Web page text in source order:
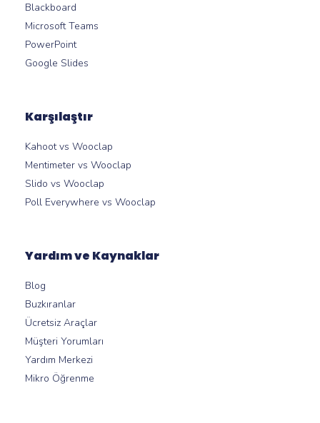
Blackboard
Microsoft Teams
PowerPoint
Google Slides
Karşılaştır
Kahoot vs Wooclap
Mentimeter vs Wooclap
Slido vs Wooclap
Poll Everywhere vs Wooclap
Yardım ve Kaynaklar
Blog
Buzkıranlar
Ücretsiz Araçlar
Müşteri Yorumları
Yardım Merkezi
Mikro Öğrenme